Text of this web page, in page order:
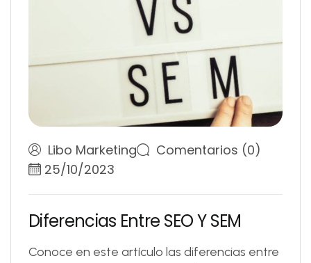
Libo Marketing
Comentarios (0)
25/10/2023
Diferencias Entre SEOY SEM
Conoce en este artículo las diferencias entre